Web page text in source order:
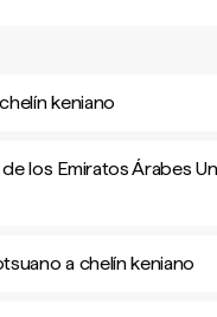
keniano
los Emiratos Árabes
a chelín keniano